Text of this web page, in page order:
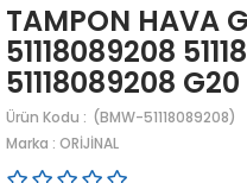
TAMPON HAVA
51118089208
51118089208 G20
(BMW-51118089208)
Marka : ORİJİNAL